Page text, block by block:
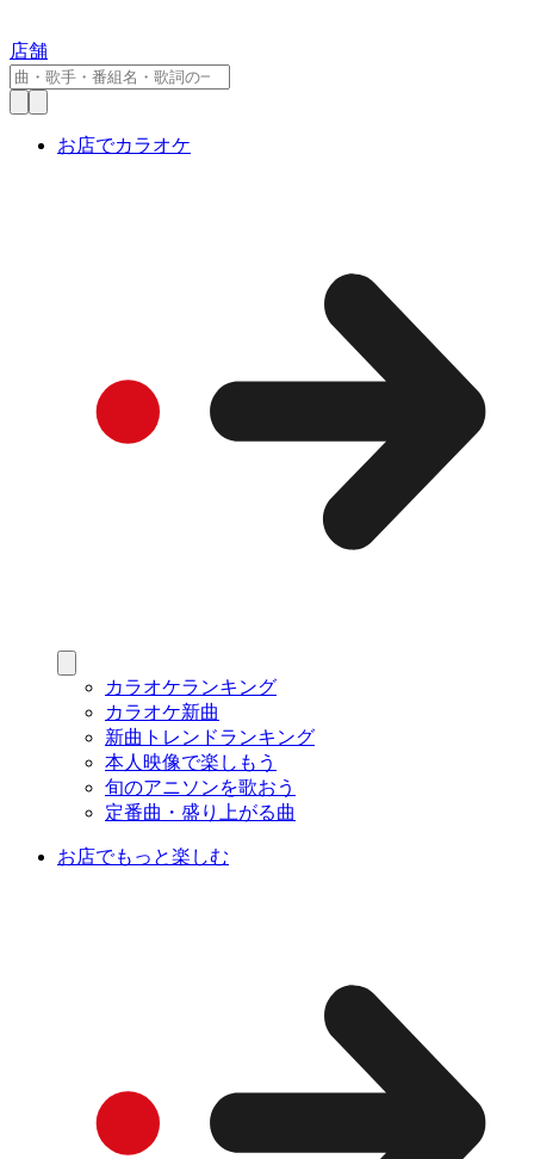
店舗
お店でカラオケ
カラオケランキング
カラオケ新曲
新曲トレンドランキング
本人映像で楽しもう
旬のアニソンを歌おう
定番曲・盛り上がる曲
お店でもっと楽しむ